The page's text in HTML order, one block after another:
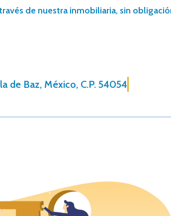
de nuestra inmobiliaria, sin
de Baz, México, C.P. 54054